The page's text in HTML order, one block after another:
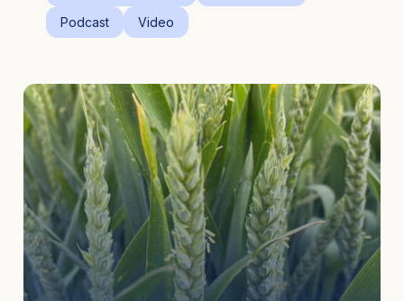
Podcast Video